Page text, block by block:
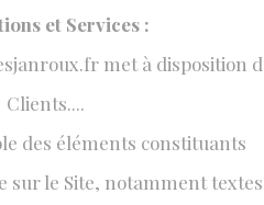
et Services :
met à disposition
Clients....
des éléments constituants
sur le Site, notamment